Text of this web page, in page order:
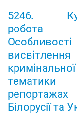
5246.
робота
Особливості
висвітлення
кримінальної
Білорусії та